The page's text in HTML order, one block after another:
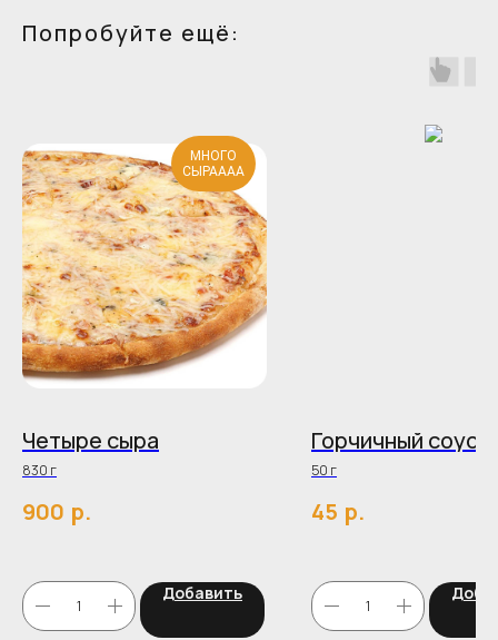
Попробуйте ещё:
МНОГО
СЫРАААА
Четыре сыра
830 г
900 р.
Добавить
Горчичный соус
50 г
45 р.